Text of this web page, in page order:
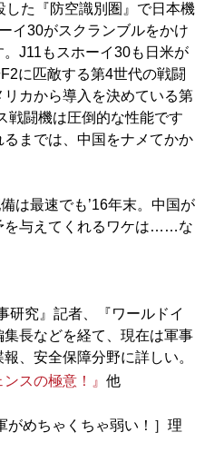
した『防空識別圏』で日本機
イ30がスクランブルをかけ
J11もスホーイ30も日米が
に匹敵する第4世代の戦闘
カから導入を決めている第
戦闘機は圧倒的な性能です
までは、中国をナメてかか
は最速でも’16年末。中国が
を与えてくれるワケは……な
研究』記者、『ワールドイ
集長などを経て、現在は軍事
、安全保障分野に詳しい。
ンスの極意！』 他
めちゃくちゃ弱い！］理